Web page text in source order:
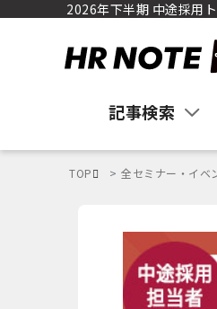
2026年下半期 中途採用
記事検索
TOP 全セミナー・イベ